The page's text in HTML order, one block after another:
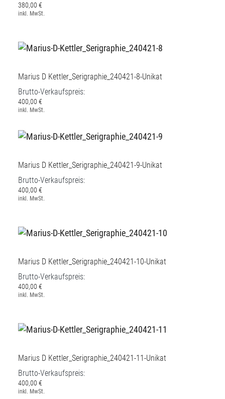
380,00 €
inkl. MwSt.
Marius D Kettler_Serigraphie_240421-8-Unikat
Brutto-Verkaufspreis:
400,00 €
inkl. MwSt.
Marius D Kettler_Serigraphie_240421-9-Unikat
Brutto-Verkaufspreis:
400,00 €
inkl. MwSt.
Marius D Kettler_Serigraphie_240421-10-Unikat
Brutto-Verkaufspreis:
400,00 €
inkl. MwSt.
Marius D Kettler_Serigraphie_240421-11-Unikat
Brutto-Verkaufspreis:
400,00 €
inkl. MwSt.